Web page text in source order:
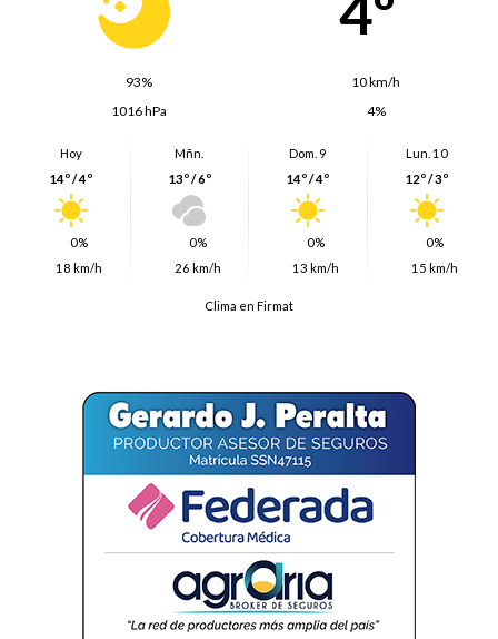
93%
10 km/h
1016 hPa
4%
Hoy
14º / 4º
0%
18 km/h
Mñn.
13º / 6º
0%
26 km/h
Dom. 9
14º / 4º
0%
13 km/h
Lun. 10
12º / 3º
0%
15 km/h
Clima en Firmat